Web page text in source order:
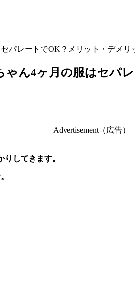
パレートでOK？メリット・デメリ
ゃん4ヶ月の服はセパ
Advertisement（広告）
してきます。